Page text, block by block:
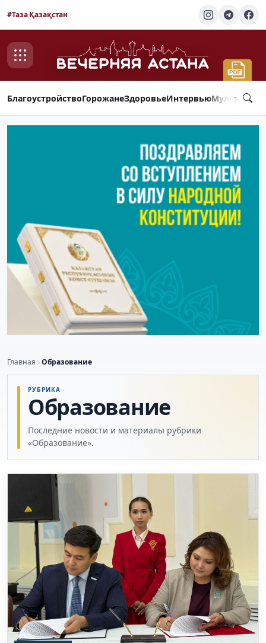
#Таза Қазақстан
БлагоустройствоГорожанеЗдоровьеИнтервью
Главная Образование
РУБРИКА
Образование
Последние новости и материалы рубрики
«Образование».